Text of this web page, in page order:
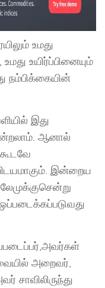
உமது
உயிர்ப்பினையும்
நம்பிக்கையின்
இது
ஆனால்
இன்றைய
அறைவர்,
சாவிலிருந்து